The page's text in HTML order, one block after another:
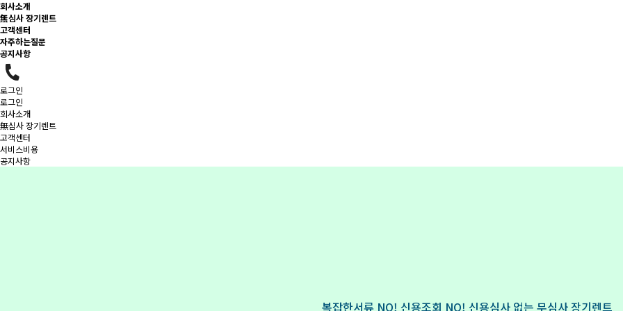
회사소개
無심사 장기렌트
고객센터
자주하는질문
공지사항
로그인
로그인
회사소개
無심사 장기렌트
고객센터
서비스비용
공지사항
복잡한서류 NO! 신용조회 NO! 신용심사 없는 무심사 장기렌트